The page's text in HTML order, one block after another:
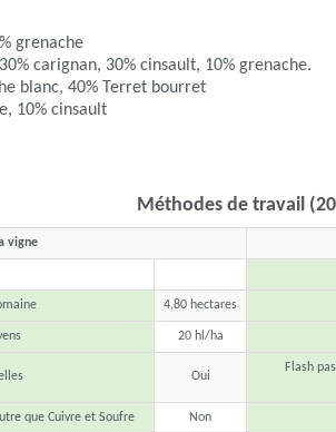
grenache
carignan, 30% cinsault, 10% grenache.
blanc, 40% Terret bourret
10% cinsault
Méthodes de travail
vigne
4,80 hectares
20 hl/ha
Oui
Flash
que Cuivre et Soufre Non